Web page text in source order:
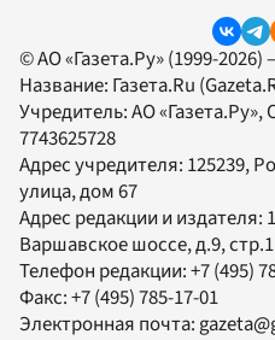
© АО «Газета.Ру» (1999-
Название: Газета.Ru
Учредитель:АО «Газета.Ру»,
7743625728
Адрес учредителя: 125239,
улица, дом 67
Адрес редакции и издателя:
Варшавское шоссе, д.9, стр.1
Телефон редакции:+7 (495)
Факс:+7 (495) 785-17-01
Электронная почта: